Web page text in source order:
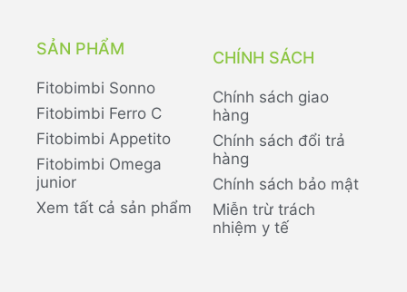
SẢN PHẨM
Fitobimbi Sonno
Fitobimbi Ferro C
Fitobimbi Appetito
Fitobimbi Omega
junior
Xem tất cả sản phẩm
CHÍNH SÁCH
Chính sách giao
hàng
Chính sách đổi trả
hàng
Chính sách bảo mật
Miễn trừ trách
nhiệm y tế